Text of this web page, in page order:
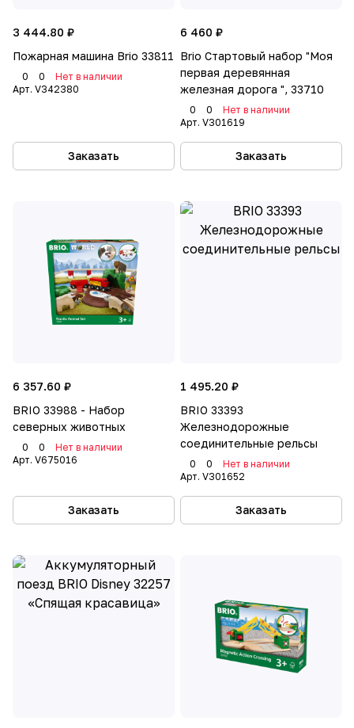
3 444.80 ₽
Пожарная машина Brio 33811
0 0
Нет в наличии
Арт. V342380
Заказать
6 460 ₽
Brio Стартовый набор "Моя
первая деревянная
железная дорога ", 33710
0 0
Нет в наличии
Арт. V301619
Заказать
6 357.60 ₽
BRIO 33988 - Набор
северных животных
0 0
Нет в наличии
Арт. V675016
Заказать
1 495.20 ₽
BRIO 33393
Железнодорожные
соединительные рельсы
0 0
Нет в наличии
Арт. V301652
Заказать